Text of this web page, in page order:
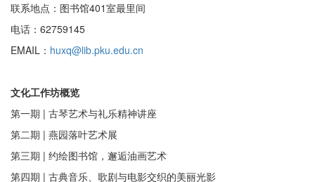
联系地点：图书馆401室最里间
电话：62759145
EMAIL： huxq@lib.pku.edu.cn
文化工作坊概览
第一期 | 古琴艺术与礼乐精神讲座
第二期 | 燕园落叶艺术展
第三期 | 约绘图书馆，邂逅油画艺术
第四期 | 古典音乐、歌剧与电影交织的美丽光影